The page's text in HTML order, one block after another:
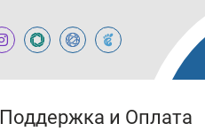
Поддержка и Оплата